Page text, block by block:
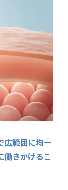
広範囲に均一
働きかけるこ